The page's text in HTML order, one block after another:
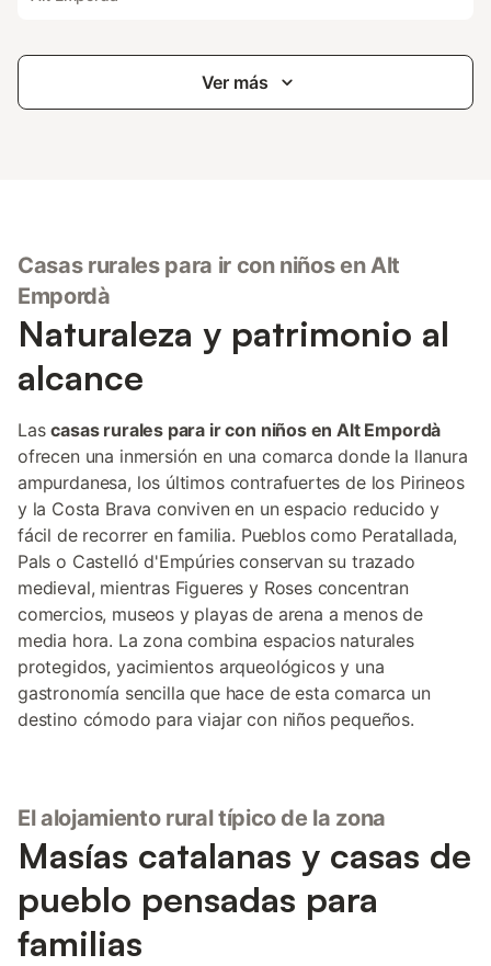
Ver más
Casas rurales para ir con niños en Alt
Empordà
Naturaleza y patrimonio al
alcance
Lascasas rurales para ir con niños en Alt Empordà
ofrecen una inmersión en una comarca donde la llanura
ampurdanesa, los últimos contrafuertes de los Pirineos
y la Costa Brava conviven en un espacio reducido y
fácil de recorrer en familia. Pueblos como Peratallada,
Pals o Castelló d'Empúries conservan su trazado
medieval, mientras Figueres y Roses concentran
comercios, museos y playas de arena a menos de
media hora. La zona combina espacios naturales
protegidos, yacimientos arqueológicos y una
gastronomía sencilla que hace de esta comarca un
destino cómodo para viajar con niños pequeños.
El alojamiento rural típico de la zona
Masías catalanas y casas de
pueblo pensadas para
familias